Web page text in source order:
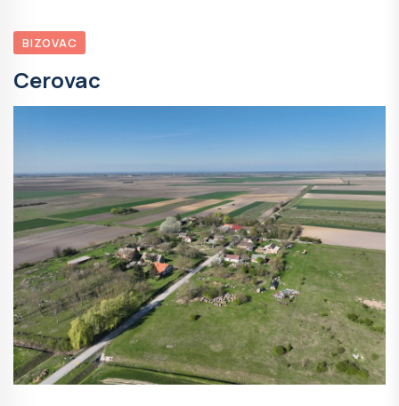
BIZOVAC
Cerovac